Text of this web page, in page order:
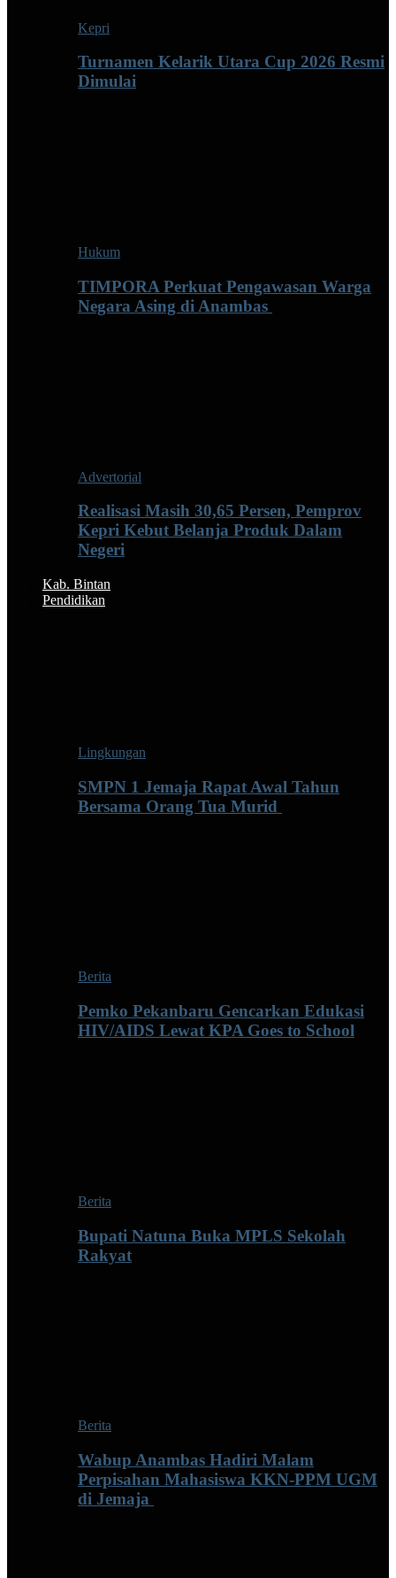
Kepri
Turnamen Kelarik Utara Cup 2026 Resmi
Dimulai
Hukum
TIMPORA Perkuat Pengawasan Warga
Negara Asing di Anambas ‎
Advertorial
Realisasi Masih 30,65 Persen, Pemprov
Kepri Kebut Belanja Produk Dalam
Negeri
Kab. Bintan
Pendidikan
Lingkungan
SMPN 1 Jemaja Rapat Awal Tahun
Bersama Orang Tua Murid ‎
Berita
Pemko Pekanbaru Gencarkan Edukasi
HIV/AIDS Lewat KPA Goes to School
Berita
Bupati Natuna Buka MPLS Sekolah
Rakyat
Berita
Wabup Anambas Hadiri Malam
Perpisahan Mahasiswa KKN-PPM UGM
di Jemaja ‎